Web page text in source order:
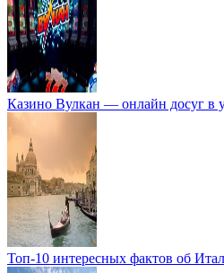
Казино Вулкан — онлайн досуг в
Топ-10 интересных фактов об